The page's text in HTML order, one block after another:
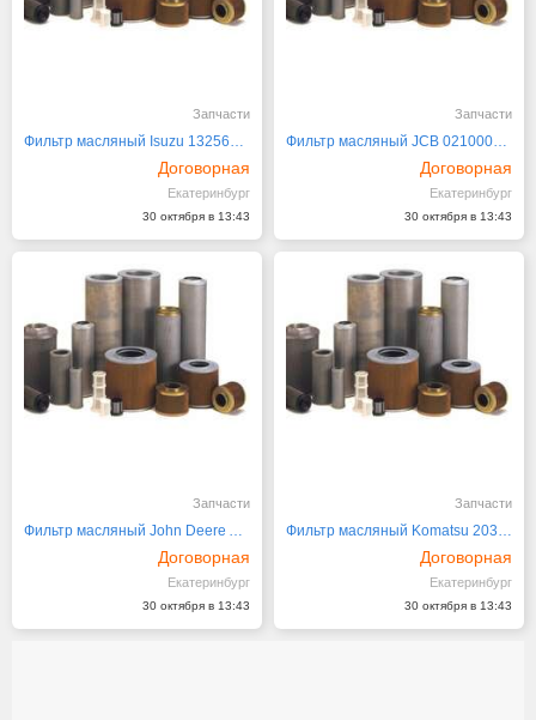
Запчасти
Фильтр масляный Isuzu 1325690250, Iveco 1160024
Договорная
Екатеринбург
30 октября в 13:43
Запчасти
Фильтр масляный JCB 02100073, 02100073A
Договорная
Екатеринбург
30 октября в 13:43
Запчасти
Фильтр масляный John Deere AN203010
Договорная
Екатеринбург
30 октября в 13:43
Запчасти
Фильтр масляный Komatsu 203-01-K1360
Договорная
Екатеринбург
30 октября в 13:43